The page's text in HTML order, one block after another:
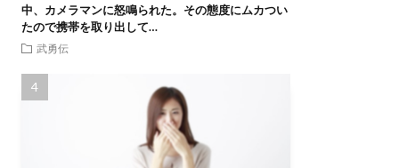
中、カメラマンに怒鳴られた。その態度にムカつい
たので携帯を取り出して…
武勇伝